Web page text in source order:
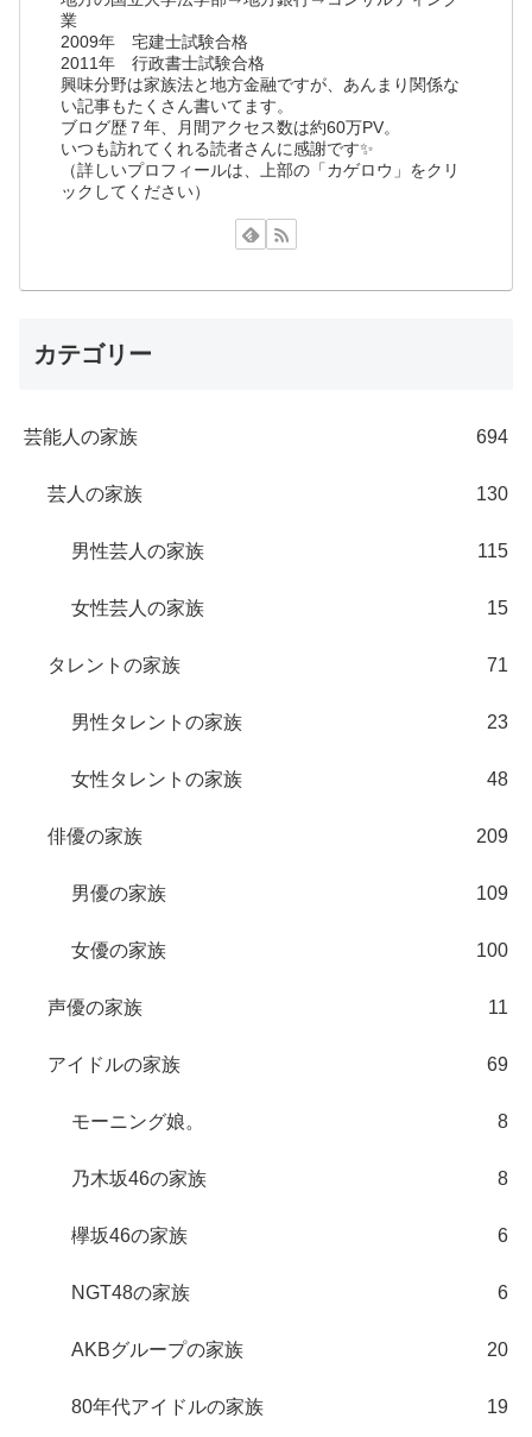
業
2009年 宅建士試験合格
2011年 行政書士試験合格
興味分野は家族法と地方金融ですが、あんまり関係な
い記事もたくさん書いてます。
ブログ歴７年、月間アクセス数は約60万PV。
いつも訪れてくれる読者さんに感謝です✨
（詳しいプロフィールは、上部の「カゲロウ」をクリ
ックしてください）
カテゴリー
芸能人の家族 694
芸人の家族 130
男性芸人の家族 115
女性芸人の家族 15
タレントの家族 71
男性タレントの家族 23
女性タレントの家族 48
俳優の家族 209
男優の家族 109
女優の家族 100
声優の家族 11
アイドルの家族 69
モーニング娘。 8
乃木坂46の家族 8
欅坂46の家族 6
NGT48の家族 6
AKBグループの家族 20
80年代アイドルの家族 19